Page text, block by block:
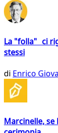
La "folla" ci
stessi
di Enrico
Marcinelle,